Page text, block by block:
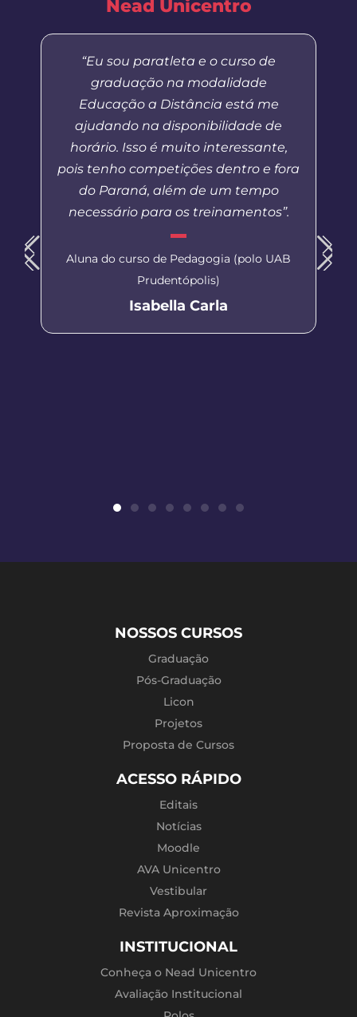
Nead Unicentro
“Eu sou paratleta e o curso de
graduação na modalidade
Educação a Distância está me
ajudando na disponibilidade de
horário. Isso é muito interessante,
pois tenho competições dentro e fora
do Paraná, além de um tempo
necessário para os treinamentos”.
Aluna do curso de Pedagogia (polo UAB
Prudentópolis)
Isabella Carla
NOSSOS CURSOS
Graduação
Pós-Graduação
Licon
Projetos
Proposta de Cursos
ACESSO RÁPIDO
Editais
Notícias
Moodle
AVA Unicentro
Vestibular
Revista Aproximação
INSTITUCIONAL
Conheça o Nead Unicentro
Avaliação Institucional